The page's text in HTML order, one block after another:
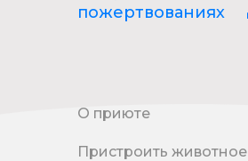
пожертвованиях
О приюте
Пристроить животное